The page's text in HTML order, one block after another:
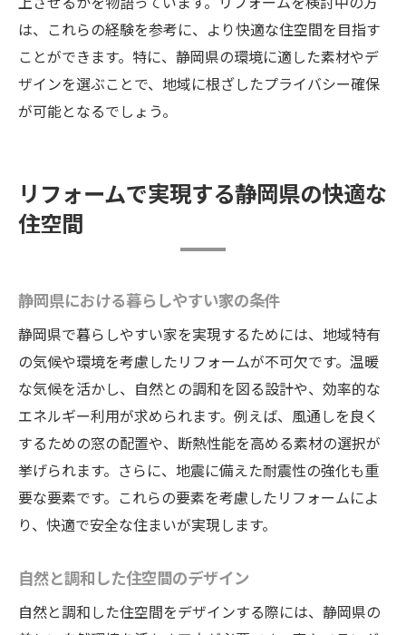
上させるかを物語っています。リフォームを検討中の方
は、これらの経験を参考に、より快適な住空間を目指す
ことができます。特に、静岡県の環境に適した素材やデ
ザインを選ぶことで、地域に根ざしたプライバシー確保
が可能となるでしょう。
リフォームで実現する静岡県の快適な
住空間
静岡県における暮らしやすい家の条件
静岡県で暮らしやすい家を実現するためには、地域特有
の気候や環境を考慮したリフォームが不可欠です。温暖
な気候を活かし、自然との調和を図る設計や、効率的な
エネルギー利用が求められます。例えば、風通しを良く
するための窓の配置や、断熱性能を高める素材の選択が
挙げられます。さらに、地震に備えた耐震性の強化も重
要な要素です。これらの要素を考慮したリフォームによ
り、快適で安全な住まいが実現します。
自然と調和した住空間のデザイン
自然と調和した住空間をデザインする際には、静岡県の